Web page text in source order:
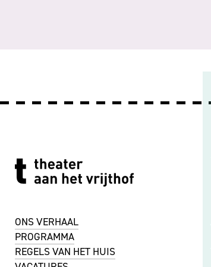
ONS VERHAAL
PROGRAMMA
REGELS VAN HET HUIS